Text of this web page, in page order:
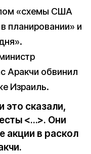
«схемы США
планировании» и
Аракчи обвинил
Израиль.
это сказали,
<…>. Они
акции в раскол